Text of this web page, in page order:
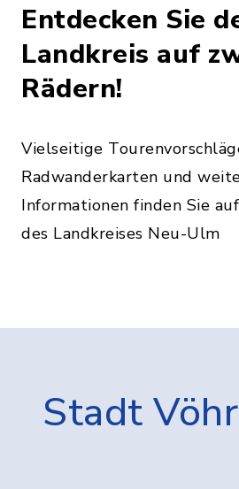
Entdecken Sie
Landkreis auf
Rädern!
Vielseitige
Radwanderkarten und
Informationen finden Sie
des Landkreises Neu-Ulm
Stadt